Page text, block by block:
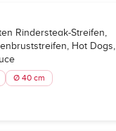
Rindersteak-Streifen,
Hot Dogs,
Ø 40 cm